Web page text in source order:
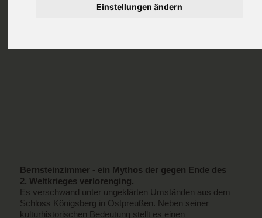
Einstellungen ändern
Der Bernstein wird als Gold des Nordens, nicht nur
für wundervolle Schmuckkreationen verwendet
Bernsteinzimmer - ein Mythos der gegen Ende des
2. Weltkrieges verlorenging.
Es verschwand unter ungeklärten Umständen aus dem
Schloss Königsberg in Ostpreußen. Neben seiner
kulturhistorischen Bedeutung stellt es einen